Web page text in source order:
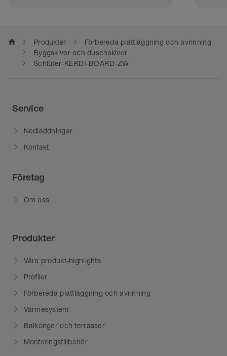
home Produkter
Förbereda plattläggning och avrinning
Byggskivor och duschskivor
Schlüter-KERDI-BOARD-ZW
Service
Nedladdningar
Kontakt
Företag
Om oss
Produkter
Våra produkt-highlights
Profiler
Förbereda plattläggning och avrinning
Värmesystem
Balkonger och terrasser
Monteringstillbehör